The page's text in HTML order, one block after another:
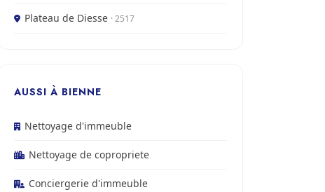
Plateau de Diesse · 2517
AUSSI À BIENNE
Nettoyage d'immeuble
Nettoyage de copropriete
Conciergerie d'immeuble